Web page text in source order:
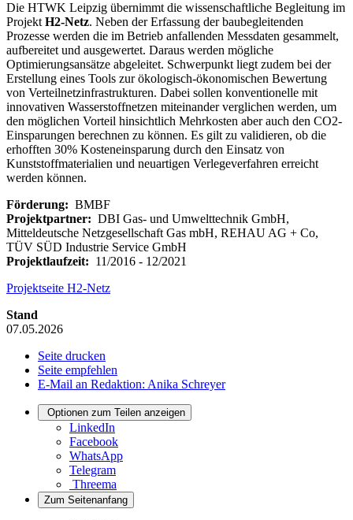
Die HTWK Leipzig übernimmt die wissenschaftliche Begleitung im
ProjektH2-Netz. Neben der Erfassung der baubegleitenden
Prozesse werden die im Betrieb anfallenden Messdaten gesammelt,
aufbereitet und ausgewertet. Daraus werden mögliche
Optimierungsansätze abgeleitet. Schwerpunkt liegt zudem bei der
Erstellung eines Tools zur ökologisch-ökonomischen Bewertung
von Verteilnetzinfrastrukturen. Dabei sollen konventionelle mit
innovativen Wasserstoffnetzen miteinander verglichen werden, um
den möglichen Vorteil hinsichtlich Mehrkosten aber auch den CO2-
Einsparungen berechnen zu können. Es gilt zu validieren, ob die
erhofften 30% Kosteneinsparung durch den Einsatz von
Kunststoffmaterialien und neuartigen Verlegeverfahren erreicht
werden können.
Förderung: BMBF
Projektpartner: DBI Gas- und Umwelttechnik GmbH,
Mitteldeutsche Netzgesellschaft Gas mbH, REHAU AG + Co,
TÜV SÜD Industrie Service GmbH
Projektlaufzeit: 11/2016 - 12/2021
Projektseite H2-Netz
Stand
07.05.2026
Seite drucken
Seite empfehlen
E-Mail an Redaktion: Anika Schreyer
Optionen zum Teilen anzeigen
LinkedIn
Facebook
WhatsApp
Telegram
Threema
Zum Seitenanfang